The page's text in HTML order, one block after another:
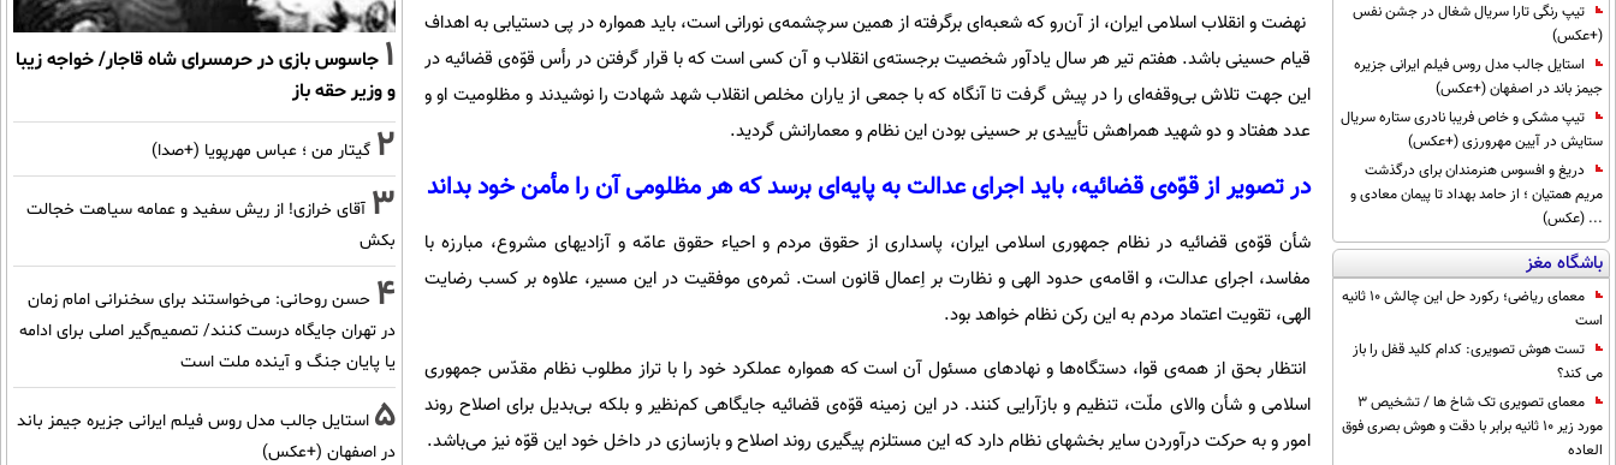
تیپ رنگی تارا سریال شغال در جشن نفس
(+عکس)
استایل جالب مدل روس فیلم ایرانی جزیره
جیمز باند در اصفهان (+عکس)
تیپ مشکی و خاص فریبا نادری ستاره سریال
ستایش در آیین مهرورزی (+عکس)
دریغ و افسوس هنرمندان برای درگذشت
مریم همتیان ؛ از حامد بهداد تا پیمان معادی و
... (عکس)
باشگاه مغز
معمای ریاضی؛ رکورد حل این چالش 10 ثانیه
است
تست هوش تصویری: کدام کلید قفل را باز
می کند؟
معمای تصویری تک شاخ ها / تشخیص 3
مورد زیر 10 ثانیه برابر با دقت و هوش بصری فوق
العاده
نهضت و انقلاب اسلامی ایران، از آن‌رو که شعبه‌ای برگرفته از همین سرچشمه‌ی نورانی است، باید همواره در پی دستیابی به اهداف
قیام حسینی باشد. هفتم تیر هر سال یادآور شخصیت برجسته‌ی انقلاب و آن کسی است که با قرار گرفتن در رأس قوّه‌ی قضائیه در
این جهت تلاش بی‌وقفه‌ای را در پیش گرفت تا آنگاه که با جمعی از یاران مخلص انقلاب شهد شهادت را نوشیدند و مظلومیت او و
عدد هفتاد و دو شهید همراهش تأییدی بر حسینی بودن این نظام و معمارانش گردید.
در تصویر از قوّه‌ی قضائیه، باید اجرای عدالت به پایه‌ای برسد که هر مظلومی آن را مأمن خود بداند
شأن قوّه‌ی قضائیه در نظام جمهوری اسلامی ایران، پاسداری از حقوق مردم و احیاء حقوق عامّه و آزادیهای مشروع، مبارزه با
مفاسد، اجرای عدالت، و اقامه‌ی حدود الهی و نظارت بر اِعمال قانون است. ثمره‌ی موفقیت در این مسیر، علاوه بر کسب رضایت
الهی، تقویت اعتماد مردم به این رکن نظام خواهد بود.
انتظار بحق از همه‌ی قوا، دستگاه‌ها و نهادهای مسئول آن است که همواره عملکرد خود را با تراز مطلوب نظام مقدّس جمهوری
اسلامی و شأن والای ملّت، تنظیم و بازآرایی کنند. در این زمینه قوّه‌ی قضائیه جایگاهی کم‌نظیر و بلکه بی‌بدیل برای اصلاح روند
امور و به حرکت درآوردن سایر بخشهای نظام دارد که این مستلزم پیگیری روند اصلاح و بازسازی در داخل خود این قوّه نیز می‌باشد.
1 جاسوس بازی در حرمسرای شاه قاجار/ خواجه زیبا
و وزیر حقه باز
2 گیتار من ؛ عباس مهرپویا (+صدا)
3 آقای خرازی! از ریش سفید و عمامه سیاهت خجالت
بکش
4 حسن روحانی: می‌خواستند برای سخنرانی امام زمان
در تهران جایگاه درست کنند/ تصمیم‌گیر اصلی برای ادامه
یا پایان جنگ و آینده ملت است
5 استایل جالب مدل روس فیلم ایرانی جزیره جیمز باند
در اصفهان (+عکس)